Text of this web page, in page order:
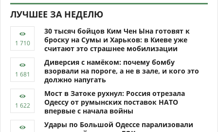
ЛУЧШЕЕ ЗА НЕДЕЛЮ
30 тысяч бойцов Ким Чен Ына готовят к
броску на Сумы и Харьков: в Киеве уже
считают это страшнее мобилизации
Диверсия с намёком: почему бомбу
взорвали на пороге, а не в зале, и кого это
должно напугать
Мост в Затоке рухнул: Россия отрезала
Одессу от румынских поставок НАТО
впервые с начала войны
Удары по Большой Одессе парализовали